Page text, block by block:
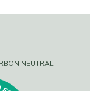
NEUTRAL